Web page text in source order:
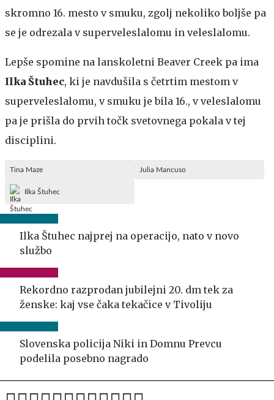
skromno 16. mesto v smuku, zgolj nekoliko boljše pa
se je odrezala v superveleslalomu in veleslalomu.
Lepše spomine na lanskoletni Beaver Creek pa ima
Ilka Štuhec, ki je navdušila s četrtim mestom v
superveleslalomu, v smuku je bila 16., v veleslalomu
pa je prišla do prvih točk svetovnega pokala v tej
disciplini.
Tina Maze Julia Mancuso
Ilka Štuhec
Ilka Štuhec najprej na operacijo, nato v novo
službo
Rekordno razprodan jubilejni 20. dm tek za
ženske: kaj vse čaka tekačice v Tivoliju
Slovenska policija Niki in Domnu Prevcu
podelila posebno nagrado